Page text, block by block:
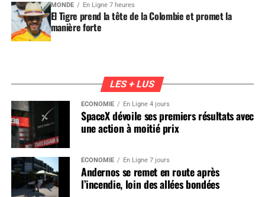
MONDE En Ligne 7 heures
El Tigre prend la tête de la Colombie et promet la
manière forte
LES + LUS
ÉCONOMIE En Ligne 4 jours
SpaceX dévoile ses premiers résultats avec
une action à moitié prix
ÉCONOMIE En Ligne 7 jours
Andernos se remet en route après
l’incendie, loin des allées bondées